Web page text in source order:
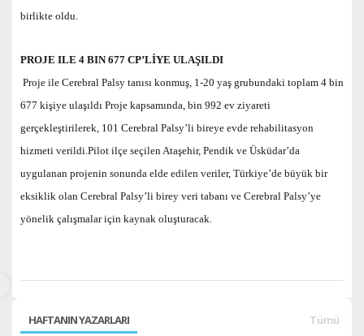
birlikte oldu.
PROJE ILE 4 BIN 677 CP’LİYE ULAŞILDI
Proje ile Cerebral Palsy tanısı konmuş, 1-20 yaş grubundaki toplam 4 bin
677 kişiye ulaşıldı Proje kapsamında, bin 992 ev ziyareti
gerçekleştirilerek, 101 Cerebral Palsy’li bireye evde rehabilitasyon
hizmeti verildi.Pilot ilçe seçilen Ataşehir, Pendik ve Üsküdar’da
uygulanan projenin sonunda elde edilen veriler, Türkiye’de büyük bir
eksiklik olan Cerebral Palsy’li birey veri tabanı ve Cerebral Palsy’ye
yönelik çalışmalar için kaynak oluşturacak.
HAFTANIN YAZARLARI Tümü